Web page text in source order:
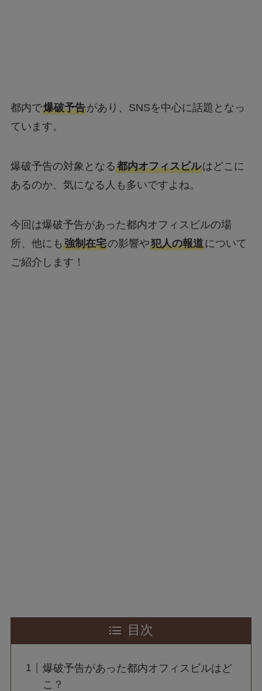
都内で爆破予告があり、SNSを中心に話題となっ
ています。
爆破予告の対象となる都内オフィスビルはどこに
あるのか、気になる人も多いですよね。
今回は爆破予告があった都内オフィスビルの場
所、他にも 強制在宅の影響や犯人の報道について
ご紹介します！
目次
爆破予告があった都内オフィスビルはど
こ？